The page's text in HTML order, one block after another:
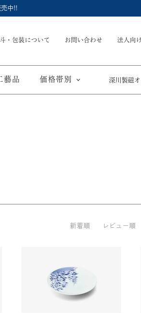
中!!
・包装について お問い合わせ 法人向
ボンボニエール動物モチーフ
藝品 価格帯別 深川製磁
新着順 レビュー順